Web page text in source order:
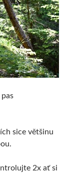
sice většinu
2x ať si